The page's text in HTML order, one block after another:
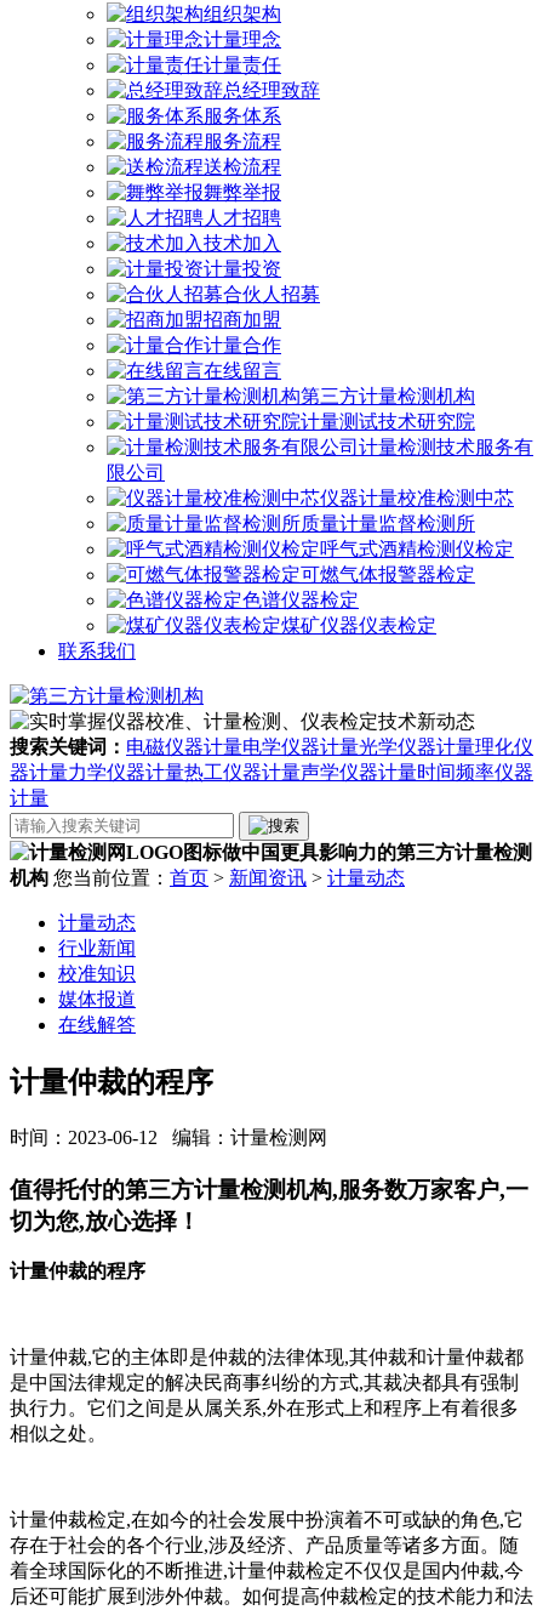
组织架构
计量理念
计量责任
总经理致辞
服务体系
服务流程
送检流程
舞弊举报
人才招聘
技术加入
计量投资
合伙人招募
招商加盟
计量合作
在线留言
第三方计量检测机构
计量测试技术研究院
计量检测技术服务有
限公司
仪器计量校准检测中芯
质量计量监督检测所
呼气式酒精检测仪检定
可燃气体报警器检定
色谱仪器检定
煤矿仪器仪表检定
联系我们
搜索关键词： 电磁仪器计量电学仪器计量光学仪器计量理化仪
器计量力学仪器计量热工仪器计量声学仪器计量时间频率仪器
计量
做中国更具影响力的第三方计量检测
机构 您当前位置： 首页 > 新闻资讯 > 计量动态
计量动态
行业新闻
校准知识
媒体报道
在线解答
计量仲裁的程序
时间：2023-06-12 编辑：计量检测网
值得托付的第三方计量检测机构,服务数万家客户,一
切为您,放心选择！
计量仲裁的程序
计量仲裁,它的主体即是仲裁的法律体现,其仲裁和计量仲裁都
是中国法律规定的解决民商事纠纷的方式,其裁决都具有强制
执行力。它们之间是从属关系,外在形式上和程序上有着很多
相似之处。
计量仲裁检定,在如今的社会发展中扮演着不可或缺的角色,它
存在于社会的各个行业,涉及经济、产品质量等诸多方面。随
着全球国际化的不断推进,计量仲裁检定不仅仅是国内仲裁,今
后还可能扩展到涉外仲裁。如何提高仲裁检定的技术能力和法